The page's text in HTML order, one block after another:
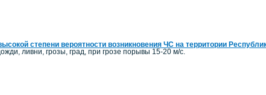
степени вероятности возникновения ЧС на территории
ливни, грозы, град, при грозе порывы 15-20 м/с.